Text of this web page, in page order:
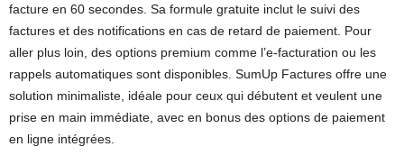
facture en 60 secondes. Sa formule gratuite inclut le suivi des
factures et des notifications en cas de retard de paiement. Pour
aller plus loin, des options premium comme l’e-facturation ou les
rappels automatiques sont disponibles. SumUp Factures offre une
solution minimaliste, idéale pour ceux qui débutent et veulent une
prise en main immédiate, avec en bonus des options de paiement
en ligne intégrées.